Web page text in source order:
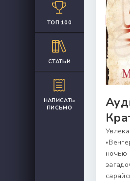
ТОП 100
СТАТЬИ
НАПИСАТЬ
ПИСЬМО
ночью